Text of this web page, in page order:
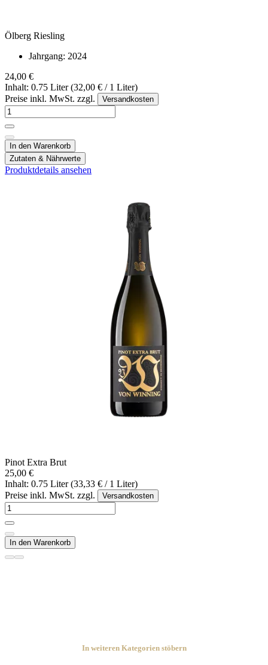
Ölberg Riesling
Jahrgang: 2024
24,00 €
Inhalt: 0.75 Liter (32,00 € / 1 Liter)
Preise inkl. MwSt. zzgl.
Versandkosten
In den Warenkorb
Zutaten & Nährwerte
Produktdetails ansehen
Pinot Extra Brut
25,00 €
Inhalt: 0.75 Liter (33,33 € / 1 Liter)
Preise inkl. MwSt. zzgl.
Versandkosten
In den Warenkorb
In weiteren Kategorien stöbern